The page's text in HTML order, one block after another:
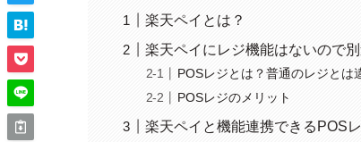
楽天ペイとは？
楽天ペイにレジ機能はないので
POSレジとは？普通のレジとは
POSレジのメリット
楽天ペイと機能連携できるPOS